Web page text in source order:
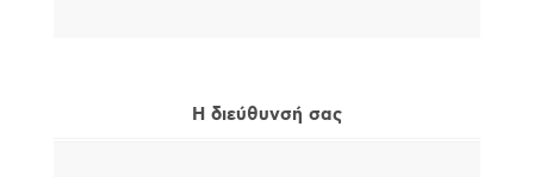
Η διεύθυνσή σας